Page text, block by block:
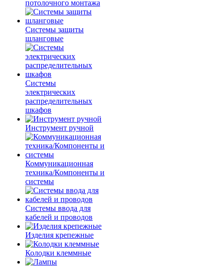
потолочного монтажа
Системы защиты
шланговые
Системы
электрических
распределительных
шкафов
Инструмент ручной
Коммуникационная
техника/Компоненты и
системы
Системы ввода для
кабелей и проводов
Изделия крепежные
Колодки клеммные